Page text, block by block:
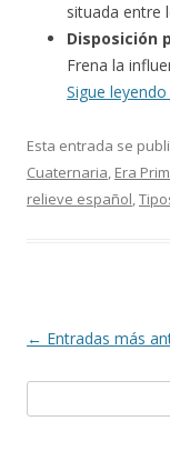
situada entre
Disposición
Frena la
Sigue leyendo
Esta entrada se
Cuaternaria, Era
relieve español,
Navegación
← Entradas más